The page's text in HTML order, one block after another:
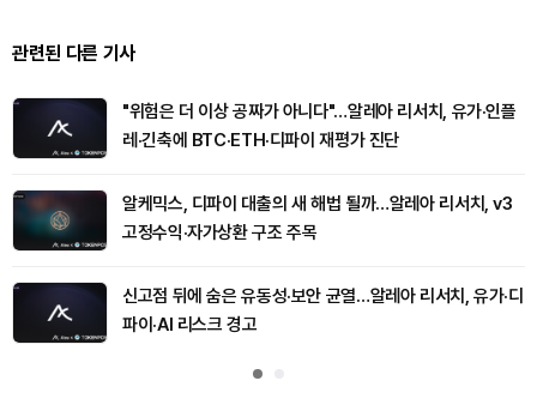
관련된 다른 기사
"위험은 더 이상 공짜가 아니다"…알레아 리서치, 유가·인플
레·긴축에 BTC·ETH·디파이 재평가 진단
알케믹스, 디파이 대출의 새 해법 될까…알레아 리서치, v3
고정수익·자가상환 구조 주목
신고점 뒤에 숨은 유동성·보안 균열…알레아 리서치, 유가·디
파이·AI 리스크 경고